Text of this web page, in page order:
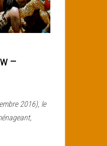
–
2016), le